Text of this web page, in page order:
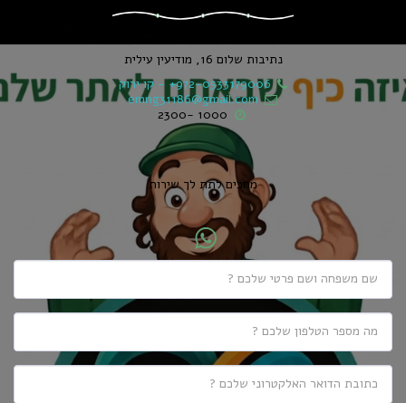
נתיבות שלום 16, מודיעין עילית
+972-0533179006
-קו ירוק
emng31186@gmail.com
1000 -2300
מחכים לתת לך שירות